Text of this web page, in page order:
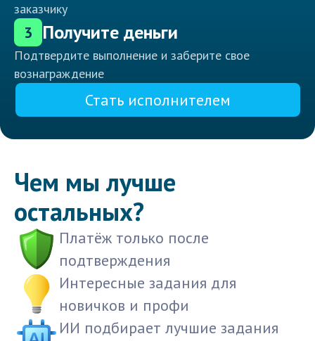
заказчику
3 Получите деньги
Подтвердите выполнение и заберите свое
вознаграждение
Стать исполнителем
Чем мы лучше
остальных?
Платёж только после
подтверждения
Интересные задания для
новичков и профи
ИИ подбирает лучшие задания